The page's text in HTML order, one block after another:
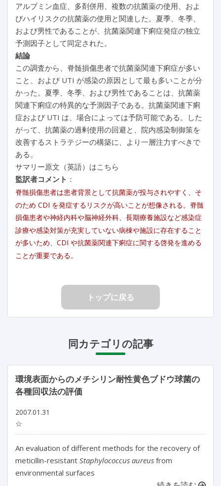
アルブミン血症、多剤併用、複数の抗菌薬の使用、およ
びハイリスクの抗菌薬の使用と関連した。夏季、冬季、
および男性であることが、抗菌薬関連下痢症発症の独立
予測因子として同定された。
結論
この調査から、脊髄損傷患者で抗菌薬関連下痢症が多い
こと、および UTI が感染の原因として最も多いことが分
かった。夏季、冬季、および男性であることは、抗菌薬
関連下痢症の特異的な予測因子である。抗菌薬関連下痢
症および UTI は、場合によっては予防可能である。した
がって、抗菌薬の過剰使用の回避と、院内感染制御策を
改善するストラテジーの構築に、より一層注力すべきで
ある。
サマリー原文（英語）はこちら
監訳者コメント ：
脊髄損傷患者は患者背景として抗菌薬が投与されやすく、そ
のため CDI を発症するリスクが高いことが想像される。脊髄
損傷患者や神経内科や脳神経外科、長期療養施設など感染症
診療や感染対策が充実していない病棟や施設に存在すること
が多いため、CDI や抗菌薬関連下痢症に関する啓発を進める
ことが重要である。
トップに戻る
同カテゴリの記事
環境表面からのメチシリン耐性黄色ブドウ球菌の
各種回収法の評価
2007.01.31
☆
An evaluation of different methods for the recovery of
meticillin-resistant Staphylococcus aureus from
environmental surfaces